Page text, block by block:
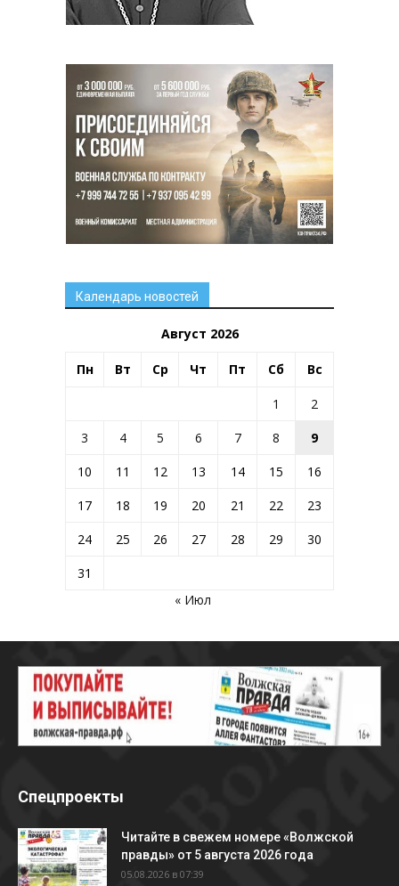
Календарь новостей
Август 2026
Пн Вт Ср Чт Пт Сб Вс
1
2
3
4 5 6 7 8
9
10
11 12 13 14 15
16
17
18 19 20 21 22
23
24
25 26 27 28 29
30
31
« Июл
Спецпроекты
Читайте в свежем номере «Волжской
правды» от 5 августа 2026 года
05.08.2026 в 07:39